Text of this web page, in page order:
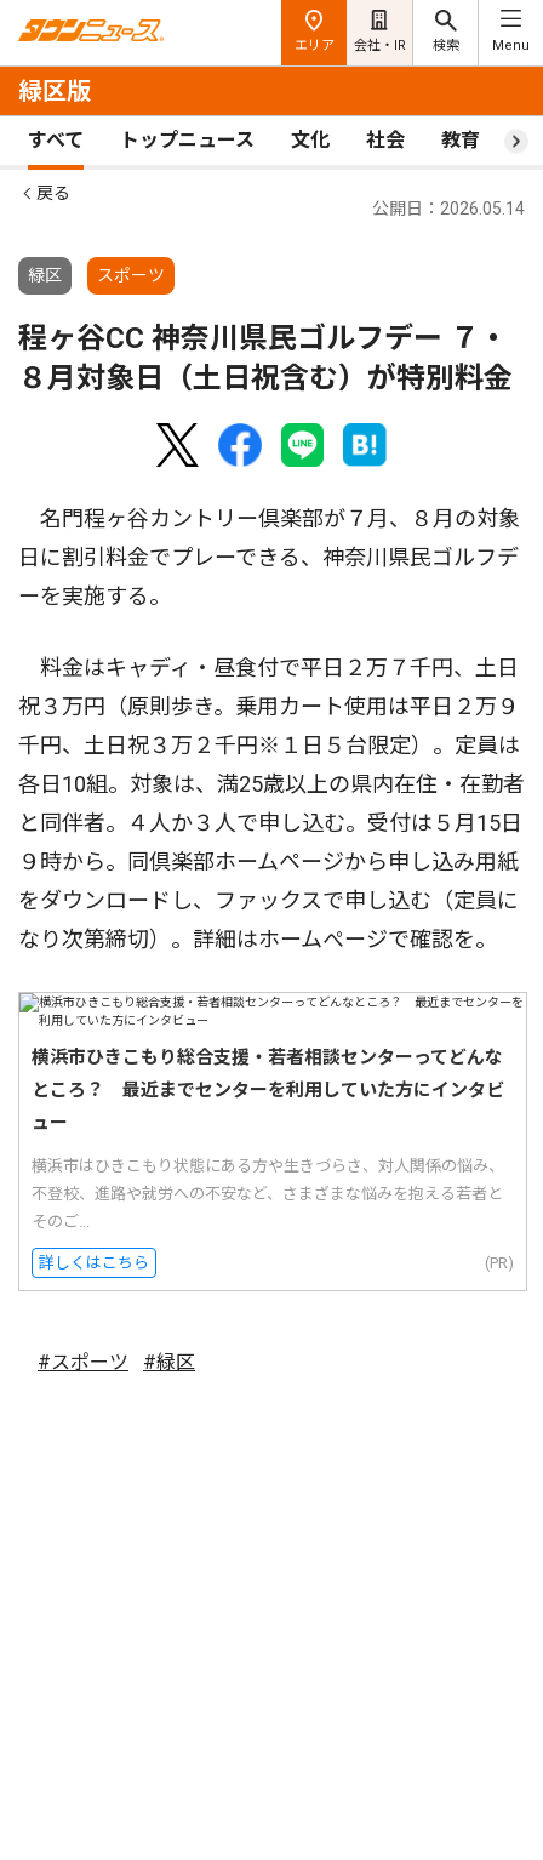
エリア 会社・IR 検索 Menu
緑区版
すべて トップニュース 文化 社会 教育 ス
戻る
緑区 スポーツ
公開日：2026.05.14
程ヶ谷CC 神奈川県民ゴルフデー ７・
８月対象日（土日祝含む）が特別料金
名門程ヶ谷カントリー倶楽部が７月、８月の対象
日に割引料金でプレーできる、神奈川県民ゴルフデ
ーを実施する。
料金はキャディ・昼食付で平日２万７千円、土日
祝３万円（原則歩き。乗用カート使用は平日２万９
千円、土日祝３万２千円※１日５台限定）。定員は
各日10組。対象は、満25歳以上の県内在住・在勤者
と同伴者。４人か３人で申し込む。受付は５月15日
９時から。同倶楽部ホームページから申し込み用紙
をダウンロードし、ファックスで申し込む（定員に
なり次第締切）。詳細はホームぺージで確認を。
横浜市ひきこもり総合支援・若者相談センターってどんな
ところ？ 最近までセンターを利用していた方にインタビ
ュー
横浜市はひきこもり状態にある方や生きづらさ、対人関係の悩み、
不登校、進路や就労への不安など、さまざまな悩みを抱える若者と
そのご...
詳しくはこちら (PR)
#スポーツ #緑区